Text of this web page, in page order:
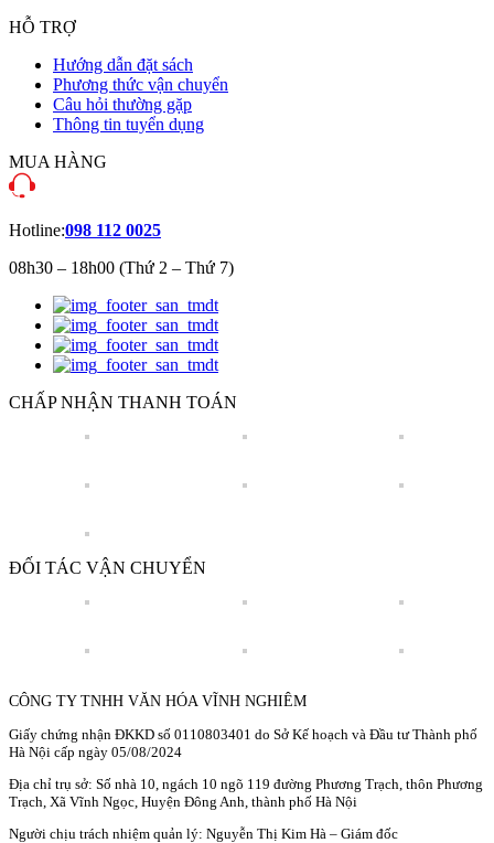
HỖ TRỢ
Hướng dẫn đặt sách
Phương thức vận chuyển
Câu hỏi thường gặp
Thông tin tuyển dụng
MUA HÀNG
Hotline:098 112 0025
08h30 – 18h00 (Thứ 2 – Thứ 7)
CHẤP NHẬN THANH TOÁN
ĐỐI TÁC VẬN CHUYỂN
CÔNG TY TNHH VĂN HÓA VĨNH NGHIÊM
Giấy chứng nhận ĐKKD số 0110803401 do Sở Kế hoạch và Đầu tư Thành phố
Hà Nội cấp ngày 05/08/2024
Địa chỉ trụ sở: Số nhà 10, ngách 10 ngõ 119 đường Phương Trạch, thôn Phương
Trạch, Xã Vĩnh Ngọc, Huyện Đông Anh, thành phố Hà Nội
Người chịu trách nhiệm quản lý: Nguyễn Thị Kim Hà – Giám đốc